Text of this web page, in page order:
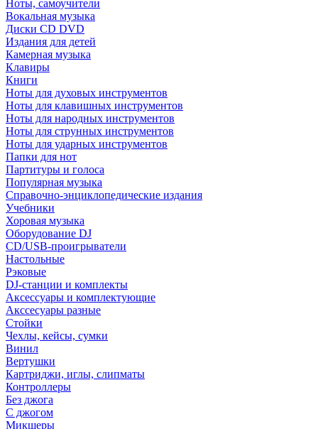
Ноты, самоучители
Вокальная музыка
Диски CD DVD
Издания для детей
Камерная музыка
Клавиры
Книги
Ноты для духовых инструментов
Ноты для клавишных инструментов
Ноты для народных инструментов
Ноты для струнных инструментов
Ноты для ударных инструментов
Папки для нот
Партитуры и голоса
Популярная музыка
Справочно-энциклопедические издания
Учебники
Хоровая музыка
Оборудование DJ
CD/USB-проигрыватели
Настольные
Рэковые
DJ-станции и комплекты
Аксессуары и комплектующие
Акссесуары разные
Стойки
Чехлы, кейсы, сумки
Винил
Вертушки
Картриджи, иглы, слипматы
Контроллеры
Без джога
С джогом
Микшеры